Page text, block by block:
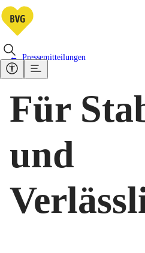
Pressemitteilungen
Für
und